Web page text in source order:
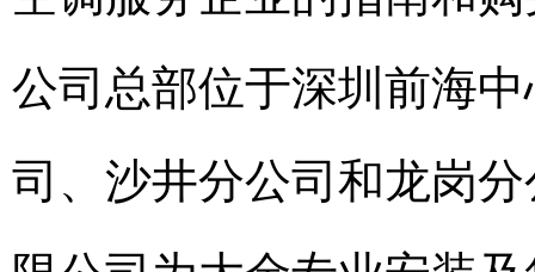
公司总部位于深圳前海
司、沙井分公司和龙岗